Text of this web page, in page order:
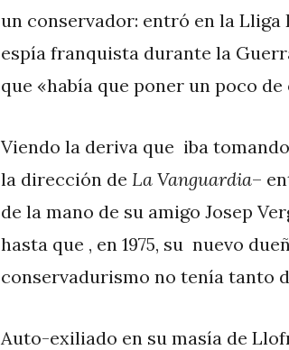
un conservador: entró en la
espía franquista durante la
que «había que poner un poco de
Viendo la deriva que iba
la dirección de La Vanguardia–
de la mano de su amigo Josep
hasta que , en 1975, su nuevo
conservadurismo no tenía tanto
Auto-exiliado en su masía de